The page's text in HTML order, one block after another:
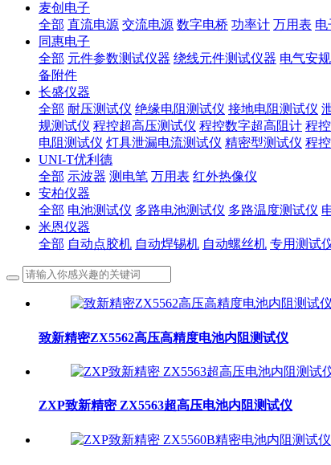
麦创电子
全部 直流电源 交流电源 数字电桥 功率计 万用表 电
同惠电子
全部 元件参数测试仪器 绕线元件测试仪器 电气安
备附件
长盛仪器
全部 耐压测试仪 绝缘电阻测试仪 接地电阻测试仪
规测试仪 程控超高压测试仪 程控数字超高阻计 程
电阻测试仪 灯具泄漏电流测试仪 精密型测试仪 程
UNI-T优利德
全部 示波器 测电笔 万用表 红外热像仪
安柏仪器
全部 电池测试仪 多路电池测试仪 多路温度测试仪
米恩仪器
全部 自动点胶机 自动焊锡机 自动螺丝机 专用测试
致新精密ZX5562高压高精度电池内阻测试仪
ZXP致新精密 ZX5563超高压电池内阻测试仪